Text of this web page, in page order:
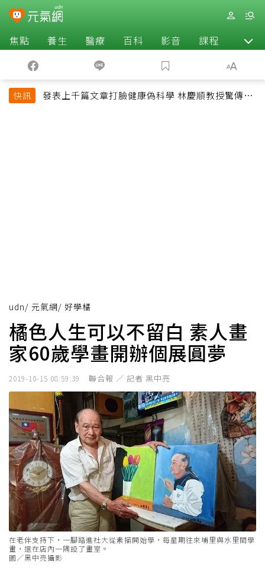
焦點 養生 醫療 百科 影音 課程 退休
快訊
發表上千篇文章打臉健康偽科學 林慶順教授驚傳意
udn/ 元氣網/ 好學橘
橘色人生可以不留白 素人畫
家60歲學畫開辦個展圓夢
2019-10-15 08:59:39 聯合報 ／ 記者 黑中亮
在老伴支持下，一腳踏進社大從素描開始學，每星期往來埔里與水里間學
畫，還在店內一隅設了畫室。
圖／黑中亮攝影